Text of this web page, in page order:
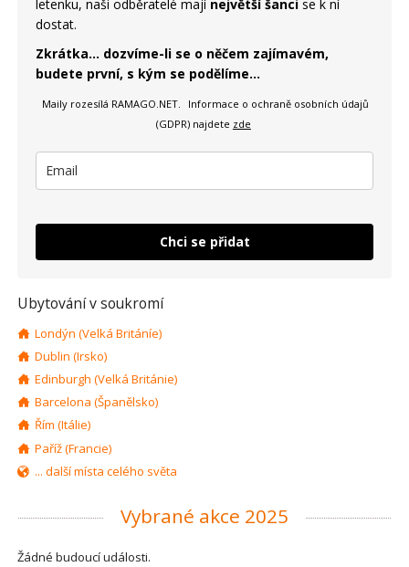
letenku, naši odběratelé mají největší šanci se k ní
dostat.
Zkrátka... dozvíme-li se o něčem zajímavém,
budete první, s kým se podělíme...
Maily rozesílá RAMAGO.NET.
Informace o ochraně osobních údajů
(GDPR) najdete zde
Chci se přidat
Ubytování v soukromí
Londýn (Velká Británíe)
Dublin (Irsko)
Edinburgh (Velká Británie)
Barcelona (Španělsko)
Řím (Itálie)
Paříž (Francie)
... další místa celého světa
Vybrané akce 2025
Žádné budoucí události.